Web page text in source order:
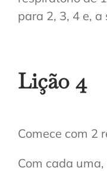
para 2, 3, 4 e, a
Lição 4
Comece com 2
Com cada